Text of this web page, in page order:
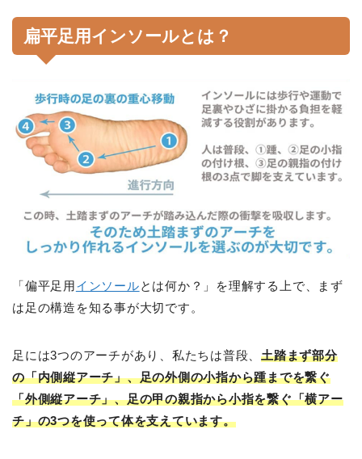
扁平足用インソールとは？
「偏平足用インソールとは何か？」を理解する上で、まず
は足の構造を知る事が大切です。
足には3つのアーチがあり、私たちは普段、土踏まず部分
の「内側縦アーチ」、足の外側の小指から踵までを繋ぐ
「外側縦アーチ」、足の甲の親指から小指を繋ぐ「横アー
チ」の3つを使って体を支えています。